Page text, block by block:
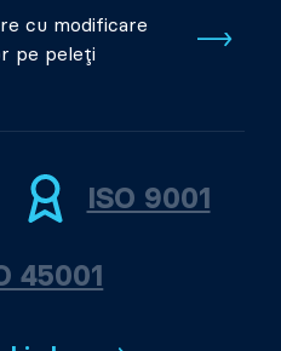
cu modificare
pe peleți
ISO 9001
45001